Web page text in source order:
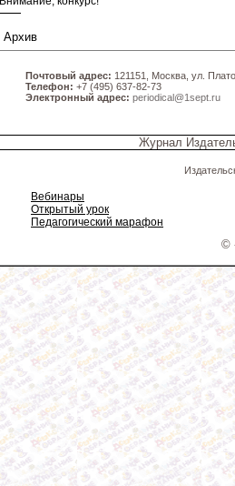
Архив
Почтовый адрес: 121151, Москва, ул.
Телефон: +7 (495) 637-82-73
Электронный адрес: periodical@1sept.ru
Журнал
Вебинары
Открытый урок
Педагогический марафон
©